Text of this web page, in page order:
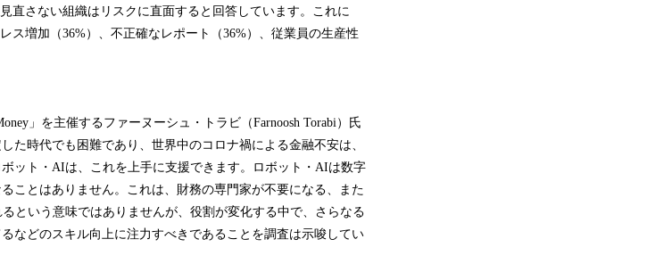
直さない組織はリスクに直面すると回答しています。これに
ス増加（36%）、不正確なレポート（36%）、従業員の生産性
」を主催するファーヌーシュ・トラビ（Farnoosh Torabi）氏
た時代でも困難であり、世界中のコロナ禍による金融不安は、
ット・AIは、これを上手に支援できます。ロボット・AIは数字
ことはありません。これは、財務の専門家が不要になる、また
という意味ではありませんが、役割が変化する中で、さらなる
などのスキル向上に注力すべきであることを調査は示唆してい